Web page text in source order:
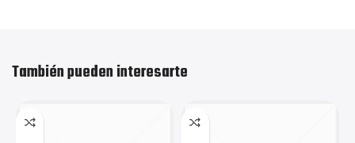
También pueden interesarte